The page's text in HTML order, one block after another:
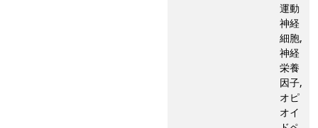
運動
神経
細胞,
神経
栄養
因子,
オピ
オイ